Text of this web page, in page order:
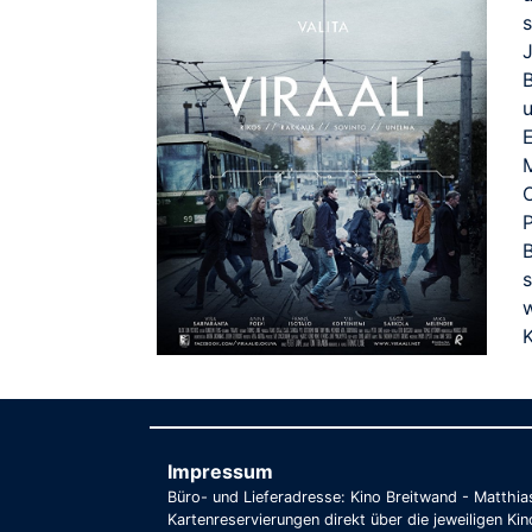
Impressum
Büro- und Lieferadresse: Kino Breitwand -
Kartenreservierungen direkt über die jeweiligen